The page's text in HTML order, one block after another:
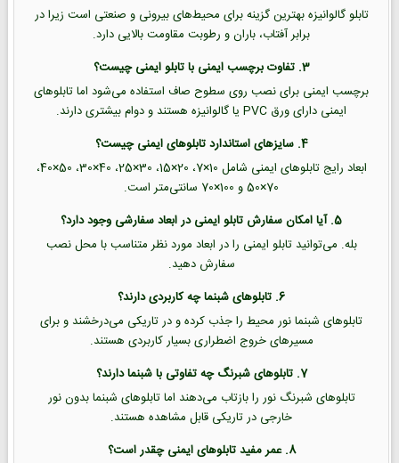
تابلو گالوانیزه بهترین گزینه برای محیط‌های بیرونی و صنعتی است زیرا در
برابر آفتاب، باران و رطوبت مقاومت بالایی دارد.
3. تفاوت برچسب ایمنی با تابلو ایمنی چیست؟
برچسب ایمنی برای نصب روی سطوح صاف استفاده می‌شود اما تابلوهای
ایمنی دارای ورق PVC یا گالوانیزه هستند و دوام بیشتری دارند.
4. سایزهای استاندارد تابلوهای ایمنی چیست؟
ابعاد رایج تابلوهای ایمنی شامل 10×7، 20×15، 30×25، 40×30، 50×40،
70×50 و 100×70 سانتی‌متر است.
5. آیا امکان سفارش تابلو ایمنی در ابعاد سفارشی وجود دارد؟
بله. می‌توانید تابلو ایمنی را در ابعاد مورد نظر متناسب با محل نصب
سفارش دهید.
6. تابلوهای شبنما چه کاربردی دارند؟
تابلوهای شبنما نور محیط را جذب کرده و در تاریکی می‌درخشند و برای
مسیرهای خروج اضطراری بسیار کاربردی هستند.
7. تابلوهای شبرنگ چه تفاوتی با شبنما دارند؟
تابلوهای شبرنگ نور را بازتاب می‌دهند اما تابلوهای شبنما بدون نور
خارجی در تاریکی قابل مشاهده هستند.
8. عمر مفید تابلوهای ایمنی چقدر است؟